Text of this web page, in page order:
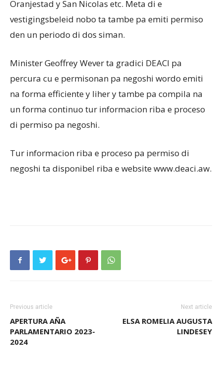
Oranjestad y San Nicolas etc. Meta di e
vestigingsbeleid nobo ta tambe pa emiti permiso
den un periodo di dos siman.
Minister Geoffrey Wever ta gradici DEACI pa
percura cu e permisonan pa negoshi wordo emiti
na forma efficiente y liher y tambe pa compila na
un forma continuo tur informacion riba e proceso
di permiso pa negoshi.
Tur informacion riba e proceso pa permiso di
negoshi ta disponibel riba e website www.deaci.aw.
Previous article
APERTURA AÑA
PARLAMENTARIO 2023-
2024
Next article
ELSA ROMELIA AUGUSTA
LINDESEY